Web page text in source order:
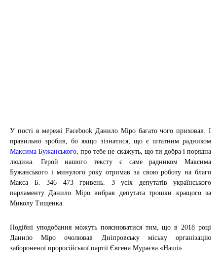
У пості в мережі Facebook Данило Міро багато чого приховав. І
правильно зробив, бо якщо зізнатися, що є штатним радником
Максима Бужанського, про тебе не скажуть, що ти добра і порядна
людина. Герой нашого тексту є саме радником Максима
Бужанського і минулого року отримав за свою роботу на благо
Макса Б. 346 473 гривень. З усіх депутатів українського
парламенту Данило Міро вибрав депутата трошки кращого за
Миколу Тищенка.
Подібні уподобання можуть пояснюватися тим, що в 2018 році
Данило Міро очолював Дніпровську міську організацію
забороненої проросійської партії Євгена Мураєва «Наші».